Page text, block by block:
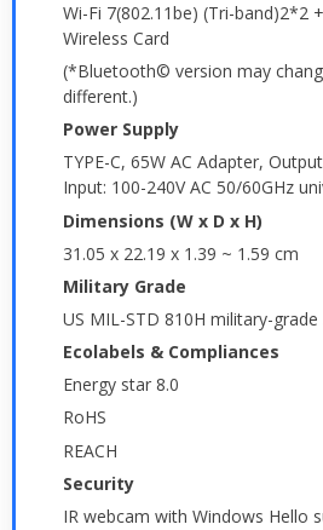
Wi-Fi 7(802.11be) (Tri-band)2*2
Wireless Card
(*Bluetooth© version may
different.)
Power Supply
TYPE-C, 65W AC Adapter,
Input: 100-240V AC 50/60GHz
Dimensions (W x D x H)
31.05 x 22.19 x 1.39 ~ 1.59 cm
Military Grade
US MIL-STD 810H military-
Ecolabels & Compliances
Energy star 8.0
RoHS
REACH
Security
IR webcam with Windows Hello